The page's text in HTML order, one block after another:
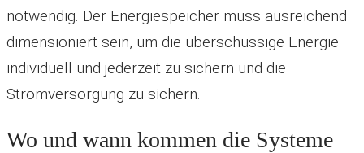
notwendig. Der Energiespeicher muss ausreichend
dimensioniert sein, um die überschüssige Energie
individuell und jederzeit zu sichern und die
Stromversorgung zu sichern.
Wo und wann kommen die Systeme